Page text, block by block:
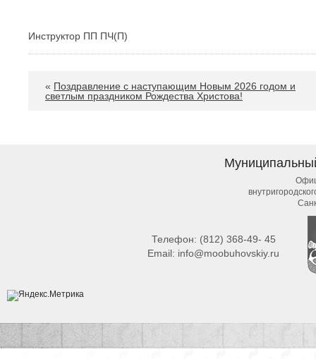
Инструктор ПП ПЧ(П)
« Поздравление с наступающим Новым 2026 годом и
светлым праздником Рождества Христова!
Телефон: (812) 368-49- 45
Email: info@moobuhovskiy.ru